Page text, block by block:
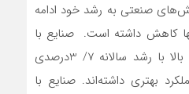
تمامی بخش‌‌‌های صنعتی به رشد خود ادامه
کاهش داشته است. صنایع با
تکنولوژی بالا و متوسط به بالا با رشد سالانه 7/ 3درصدی
بهتری داشته‌‌‌اند. صنایع با